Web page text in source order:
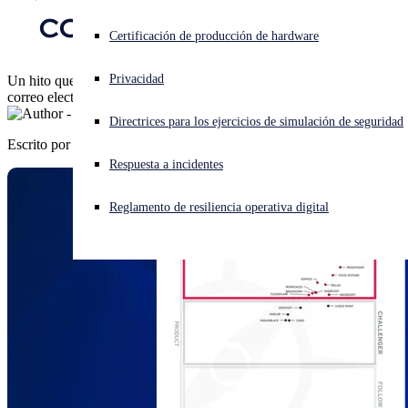
¿Está sufriendo un ciberataque? Obtenga ayuda ahora mismo
Open search
Open language switcher
Certificación de producción de hardware
Privacidad
Directrices para los ejercicios de simulación de seguridad
Respuesta a incidentes
Reglamento de resiliencia operativa digital
correo electrónico
Un hito que refleja nuestro progreso constante en la seguridad del
correo electrónico
Escrito por